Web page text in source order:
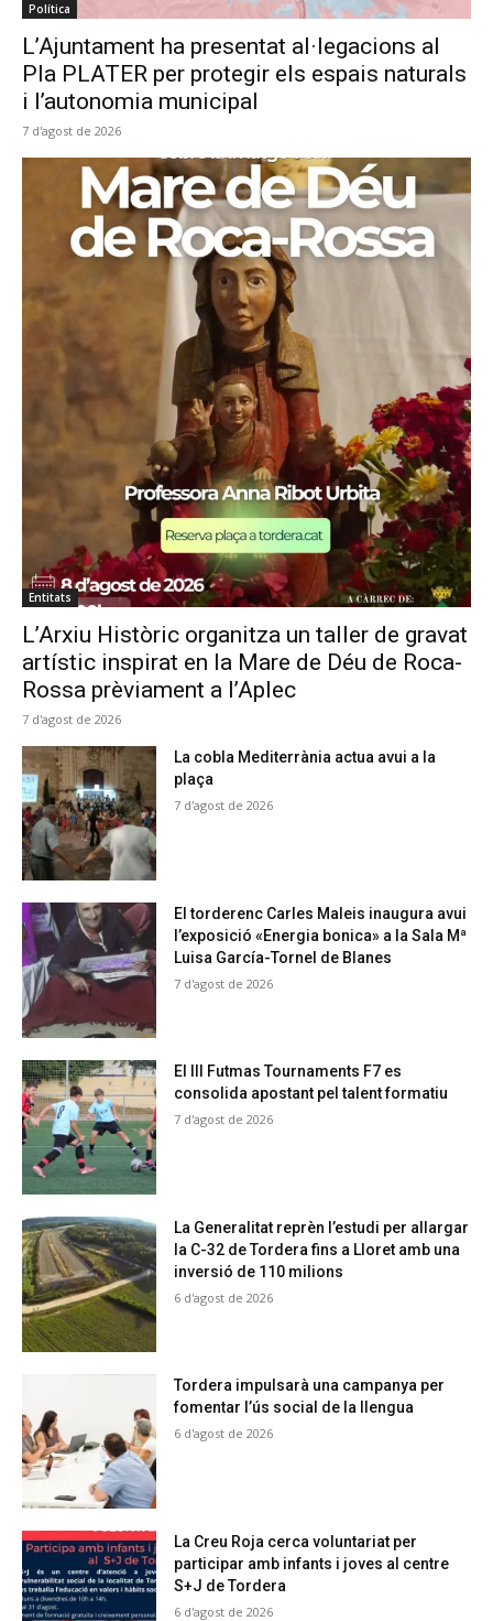
Política
L’Ajuntament ha presentat al·legacions al
Pla PLATER per protegir els espais naturals
i l’autonomia municipal
7 d'agost de 2026
Entitats
L’Arxiu Històric organitza un taller de gravat
artístic inspirat en la Mare de Déu de Roca-
Rossa prèviament a l’Aplec
7 d'agost de 2026
La cobla Mediterrània actua avui a la
plaça
7 d'agost de 2026
El torderenc Carles Maleis inaugura avui
l’exposició «Energia bonica» a la Sala Mª
Luisa García-Tornel de Blanes
7 d'agost de 2026
El III Futmas Tournaments F7 es
consolida apostant pel talent formatiu
7 d'agost de 2026
La Generalitat reprèn l’estudi per allargar
la C-32 de Tordera fins a Lloret amb una
inversió de 110 milions
6 d'agost de 2026
Tordera impulsarà una campanya per
fomentar l’ús social de la llengua
6 d'agost de 2026
La Creu Roja cerca voluntariat per
participar amb infants i joves al centre
S+J de Tordera
6 d'agost de 2026